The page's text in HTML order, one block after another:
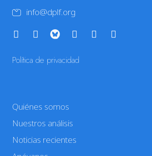
info@dplf.org
Política de privacidad
Quiénes somos
Nuestros análisis
Noticias recientes